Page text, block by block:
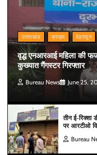
उत्तराखंड क्राइम देहरादून
वृद्ध एनआरआई महिला की
कुख्यात गैंगस्टर गिरफ्तार
Bureau News June 25,
तीन ई-रिक्शा
पर आरटीओ
Bureau